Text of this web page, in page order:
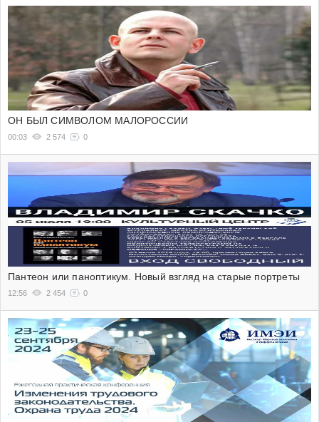
ОН БЫЛ СИМВОЛОМ МАЛОРОССИИ
00:03 2 574 0
Пантеон или паноптикум. Новый взгляд на старые портреты
12:56 2 454 0